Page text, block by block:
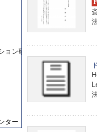
ョン研究所
ター